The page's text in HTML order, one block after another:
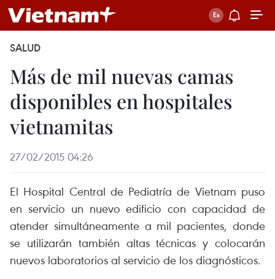
SALUD
Más de mil nuevas camas
disponibles en hospitales
vietnamitas
27/02/2015 04:26
El Hospital Central de Pediatría de Vietnam puso
en servicio un nuevo edificio con capacidad de
atender simultáneamente a mil pacientes, donde
se utilizarán también altas técnicas y colocarán
nuevos laboratorios al servicio de los diagnósticos.